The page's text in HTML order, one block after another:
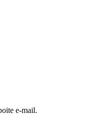
e-mail.